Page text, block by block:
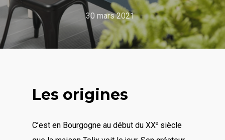
30 mars 2021
Les origines
C’est en Bourgogne au début du XXe siècle